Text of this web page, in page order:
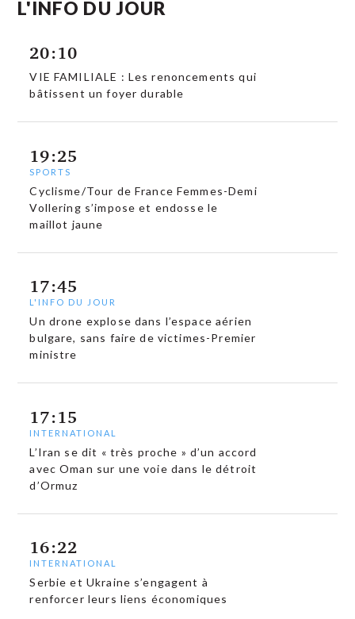
L'INFO DU JOUR
20:10
VIE FAMILIALE : Les renoncements qui
bâtissent un foyer durable
19:25
SPORTS
Cyclisme/Tour de France Femmes-Demi
Vollering s’impose et endosse le
maillot jaune
17:45
L'INFO DU JOUR
Un drone explose dans l’espace aérien
bulgare, sans faire de victimes-Premier
ministre
17:15
INTERNATIONAL
L’Iran se dit « très proche » d’un accord
avec Oman sur une voie dans le détroit
d’Ormuz
16:22
INTERNATIONAL
Serbie et Ukraine s’engagent à
renforcer leurs liens économiques